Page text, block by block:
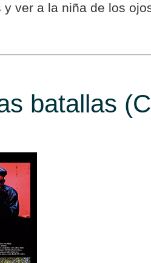
y ver a la niña de los
batallas